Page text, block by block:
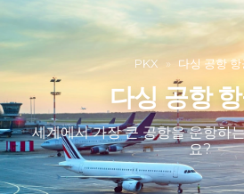
PKX » 다싱 공항
다싱 공항
세계에서 가장 큰 공항을 운항하
요?